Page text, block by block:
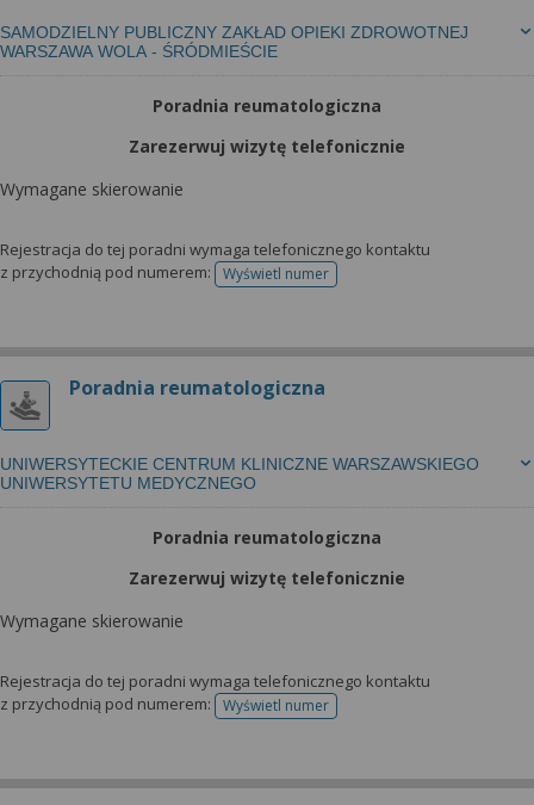
SAMODZIELNY PUBLICZNY ZAKŁAD OPIEKI ZDROWOTNEJ
WARSZAWA WOLA - ŚRÓDMIEŚCIE
Poradnia reumatologiczna
Zarezerwuj wizytę telefonicznie
Wymagane skierowanie
Rejestracja do tej poradni wymaga telefonicznego kontaktu
z przychodnią pod numerem:
Wyświetl numertelefonu do rejestracji
Poradnia reumatologiczna
UNIWERSYTECKIE CENTRUM KLINICZNE WARSZAWSKIEGO
UNIWERSYTETU MEDYCZNEGO
Poradnia reumatologiczna
Zarezerwuj wizytę telefonicznie
Wymagane skierowanie
Rejestracja do tej poradni wymaga telefonicznego kontaktu
z przychodnią pod numerem:
Wyświetl numertelefonu do rejestracji